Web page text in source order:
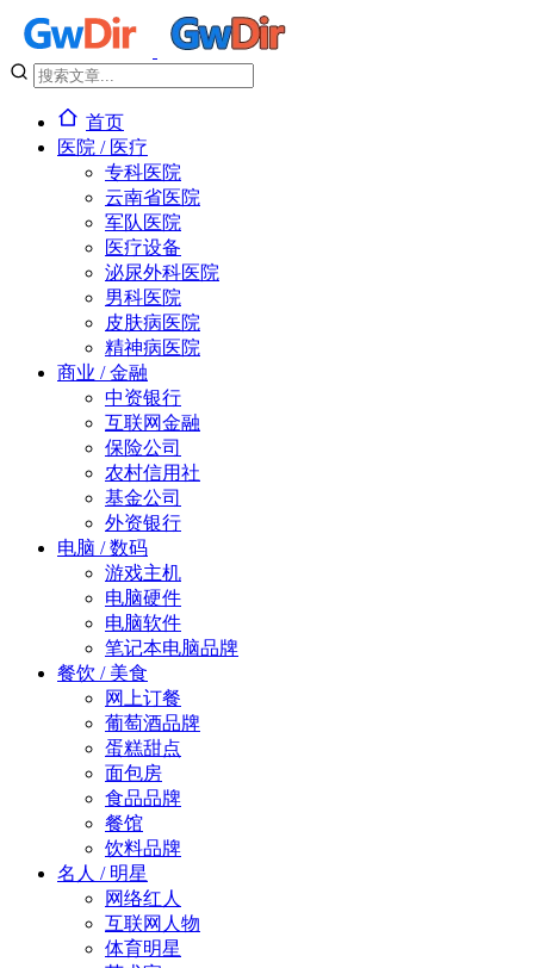
首页
医院 / 医疗
专科医院
云南省医院
军队医院
医疗设备
泌尿外科医院
男科医院
皮肤病医院
精神病医院
商业 / 金融
中资银行
互联网金融
保险公司
农村信用社
基金公司
外资银行
电脑 / 数码
游戏主机
电脑硬件
电脑软件
笔记本电脑品牌
餐饮 / 美食
网上订餐
葡萄酒品牌
蛋糕甜点
面包房
食品品牌
餐馆
饮料品牌
名人 / 明星
网络红人
互联网人物
体育明星